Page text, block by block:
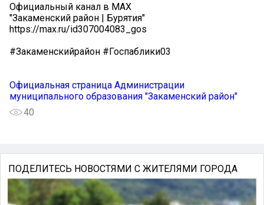
Официальный канал в МАХ
"Закаменский район | Бурятия"
https://max.ru/id307004083_gos
#Закаменскийрайон #Госпаблики03
Официальная страница Администрации
муниципального образования "Закаменский район"
40
ПОДЕЛИТЕСЬ НОВОСТЯМИ С ЖИТЕЛЯМИ ГОРОДА